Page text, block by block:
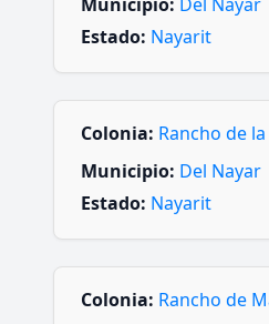
Estado: Nayarit
Colonia: Rancho de la
Municipio: Del Nayar
Estado: Nayarit
Colonia: Rancho de